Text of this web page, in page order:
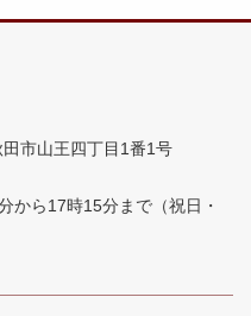
市山王四丁目1番1号
から17時15分まで （祝日・